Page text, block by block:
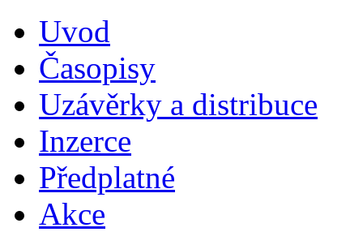
Uvod
Časopisy
Uzávěrky a distribuce
Inzerce
Předplatné
Akce